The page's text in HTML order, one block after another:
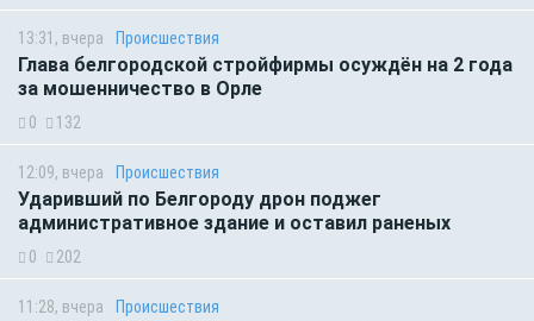
13:31, вчера Происшествия
Глава белгородской стройфирмы осуждён на 2 года
за мошенничество в Орле
0 132
12:09, вчера Происшествия
Ударивший по Белгороду дрон поджег
административное здание и оставил раненых
0 202
11:28, вчера Происшествия